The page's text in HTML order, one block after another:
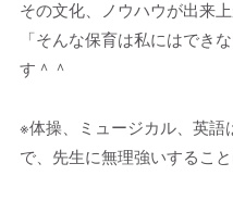
その文化、ノウハウが出来上
「そんな保育は私にはでき
す＾＾
※体操、ミュージカル、英
で、先生に無理強いするこ